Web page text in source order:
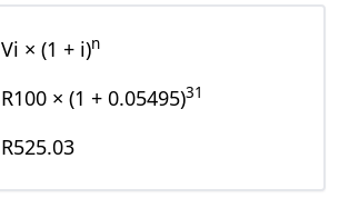
Vi × (1 + i)n
R100 × (1 + 0.05495)31
R525.03